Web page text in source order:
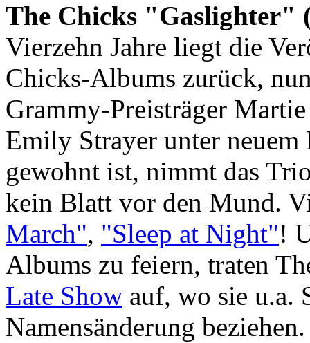
The Chicks "Gaslighter"
Vierzehn Jahre liegt die
Chicks-Albums zurück,
Grammy-Preisträger
Emily Strayer unter
gewohnt ist, nimmt das
kein Blatt vor den Mund.
March", "Sleep at Night"!
Albums zu feiern, traten
Late Show auf, wo sie u.a.
Namensänderung beziehen.